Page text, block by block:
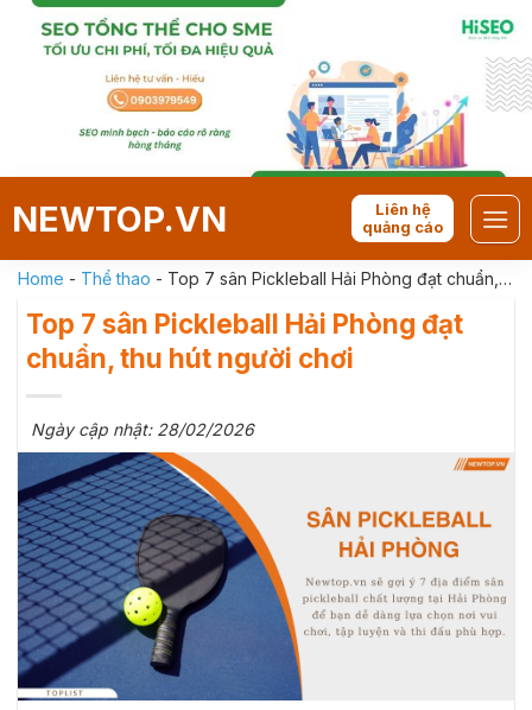
Skip
NEWTOP.VN
Liên hệ
quảng cáo
Home - Thể thao - Top 7 sân Pickleball Hải Phòng đạt chuẩn,
Top 7 sân Pickleball Hải Phòng đạt
chuẩn, thu hút người chơi
Ngày cập nhật: 28/02/2026